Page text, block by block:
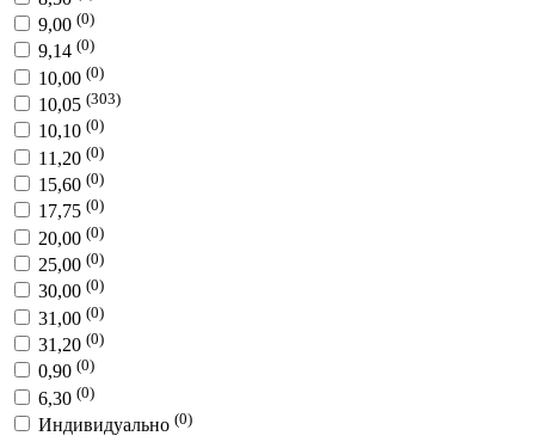
9,00 (0)
9,14 (0)
10,00 (0)
10,05 (303)
10,10 (0)
11,20 (0)
15,60 (0)
17,75 (0)
20,00 (0)
25,00 (0)
30,00 (0)
31,00 (0)
31,20 (0)
0,90 (0)
6,30 (0)
Индивидуально (0)